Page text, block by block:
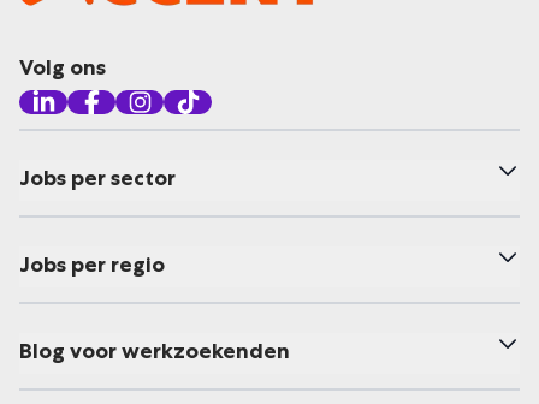
Volg ons
Jobs per sector
Jobs per regio
Blog voor werkzoekenden